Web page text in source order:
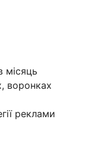
місяць
воронках
реклами